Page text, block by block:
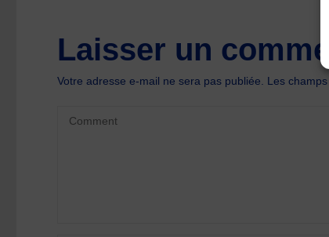
Laisser un
Votre adresse e-mail ne sera pas publiée. Les